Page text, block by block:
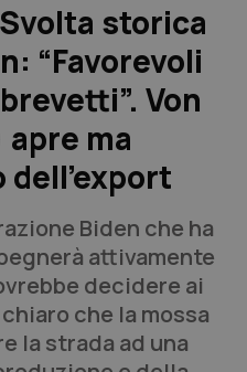
storica
“Favorevoli
Von
ma
Biden che ha
attivamente
decidere ai
che la mossa
la strada ad una